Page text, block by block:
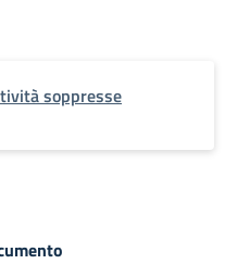
soppresse